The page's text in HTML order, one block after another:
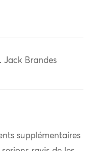
Jack Brandes
supplémentaires